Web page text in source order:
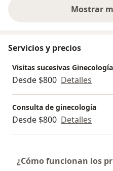
Mostrar
Servicios y precios
Visitas sucesivas
Desde $800 Detalles
Consulta de ginecología
Desde $800 Detalles
¿Cómo funcionan los